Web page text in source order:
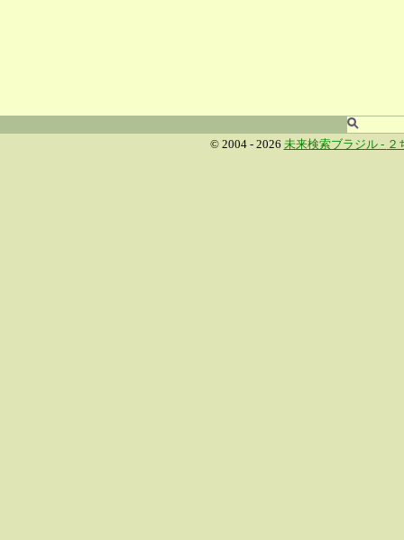
© 2004 - 2026 未来検索ブラジル - ２